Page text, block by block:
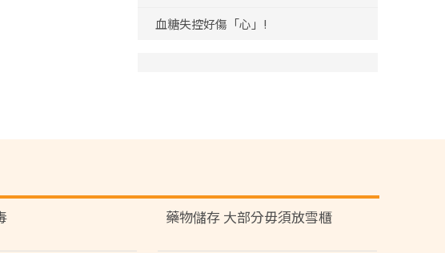
血糖失控好傷「心」!
藥物儲存 大部分毋須放雪櫃